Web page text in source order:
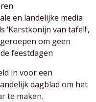
en landelijke media
‘Kerstkonijn van tafel!’,
om geen
feestdagen
in voor een
dagblad om het
te maken.